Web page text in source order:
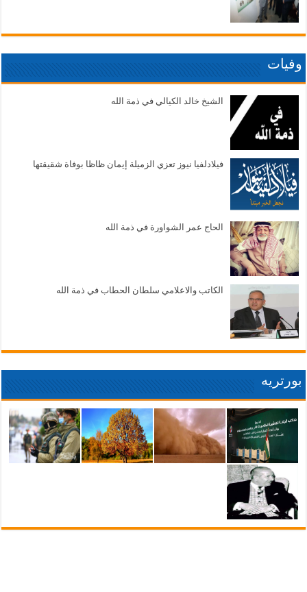
وفيات
الشيخ خالد الكيالي في ذمة الله
فيلادلفيا نيوز تعزي الزميلة إيمان ظاظا بوفاة شقيقتها
الحاج عمر الشواورة في ذمة الله
الكاتب والاعلامي سلطان الحطاب في ذمة الله
بورتريه